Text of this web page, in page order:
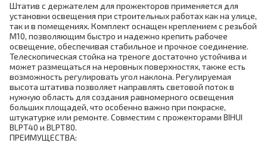
Штатив с держателем для прожекторов применяется для
установки освещения при строительных работах как на улице,
так и в помещениях. Комплект оснащен креплением с резьбой
М10, позволяющим быстро и надежно крепить рабочее
освещение, обеспечивая стабильное и прочное соединение.
Телескопическая стойка на треноге достаточно устойчива и
может размещаться на неровных поверхностях, также есть
возможность регулировать угол наклона. Регулируемая
высота штатива позволяет направлять световой поток в
нужную область для создания равномерного освещения
больших площадей, что особенно важно при покраске,
штукатурке или ремонте. Совместим с прожекторами BIHUI
BLPT40 и BLPT80.
ПРЕИМУЩЕСТВА: